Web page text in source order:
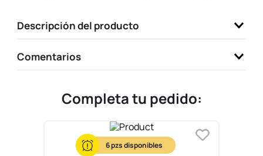
Descripción del producto
Comentarios
Completa tu pedido:
6
one piece